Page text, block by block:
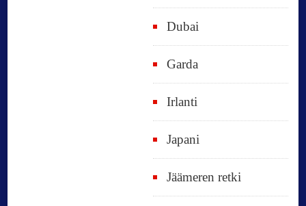
Dubai
Garda
Irlanti
Japani
Jäämeren retki